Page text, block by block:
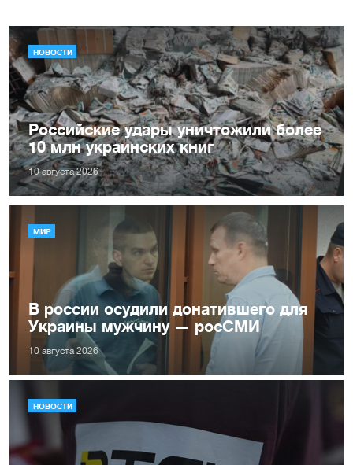
НОВОСТИ
Российские удары уничтожили более
10 млн украинских книг
10 августа 2026
МИР
В россии осудили донатившего для
Украины мужчину — росСМИ
10 августа 2026
НОВОСТИ